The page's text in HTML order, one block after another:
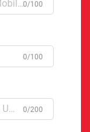
0/100
0/100
0/200